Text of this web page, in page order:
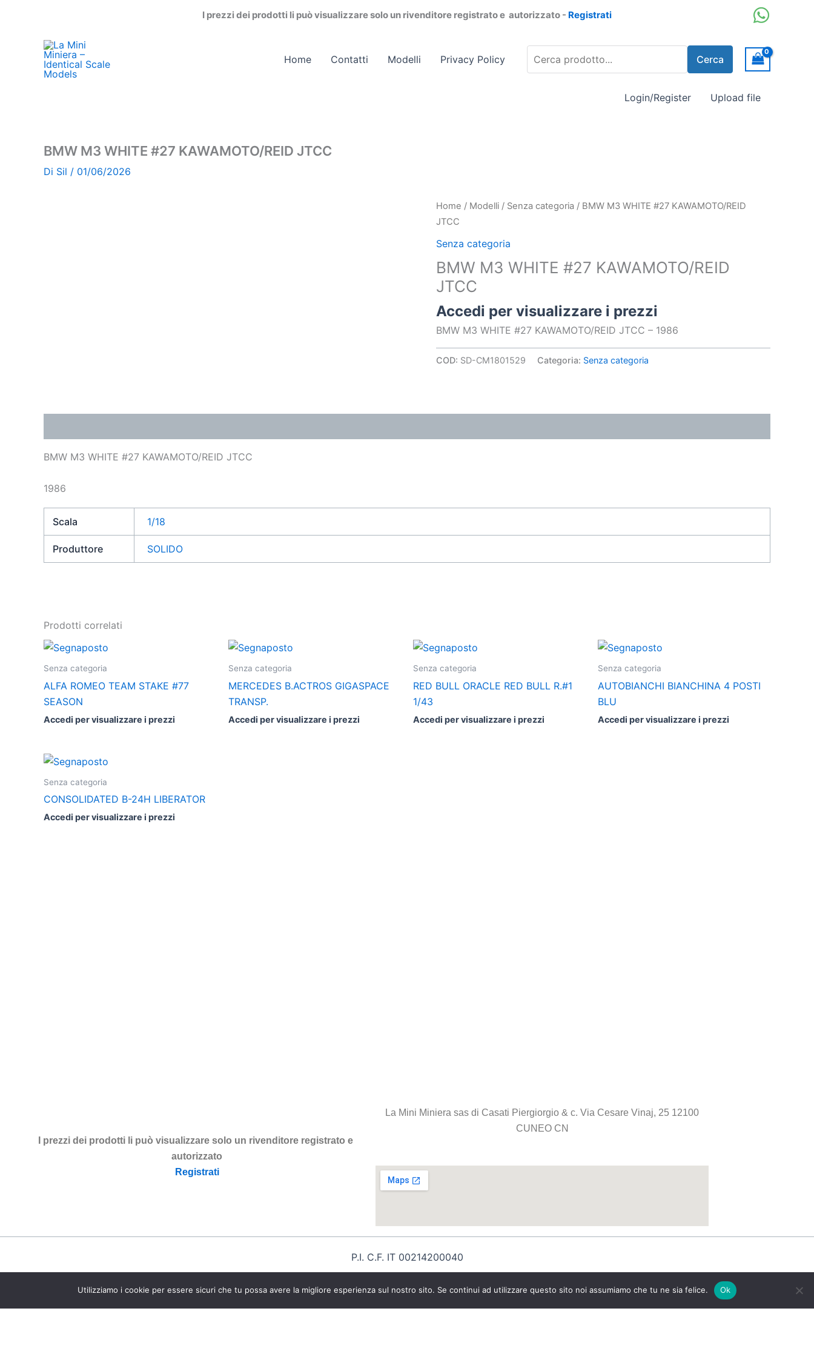
contenuto
I prezzi dei prodotti li può visualizzare solo un rivenditore registrato e autorizzato - Registrati
Home Contatti Modelli Privacy Policy Cerca
Login/Register Upload file
BMW M3 WHITE #27 KAWAMOTO/REID JTCC
Di Sil / 01/06/2026
Home / Modelli / Senza categoria / BMW M3 WHITE #27 KAWAMOTO/REID
JTCC
Senza categoria
BMW M3 WHITE #27 KAWAMOTO/REID
JTCC
Accedi per visualizzare i prezzi
BMW M3 WHITE #27 KAWAMOTO/REID JTCC – 1986
COD: SD-CM1801529 Categoria: Senza categoria
BMW M3 WHITE #27 KAWAMOTO/REID JTCC
1986
Scala 1/18
Produttore SOLIDO
Prodotti correlati
Senza categoria
ALFA ROMEO TEAM STAKE #77
SEASON
Accedi per visualizzare i prezzi
Senza categoria
MERCEDES B.ACTROS GIGASPACE
TRANSP.
Accedi per visualizzare i prezzi
Senza categoria
RED BULL ORACLE RED BULL R.#1
1/43
Accedi per visualizzare i prezzi
Senza categoria
AUTOBIANCHI BIANCHINA 4 POSTI
BLU
Accedi per visualizzare i prezzi
Senza categoria
CONSOLIDATED B-24H LIBERATOR
Accedi per visualizzare i prezzi
I prezzi dei prodotti li può visualizzare solo un rivenditore registrato e
autorizzato
Registrati
La Mini Miniera sas di Casati Piergiorgio & c. Via Cesare Vinaj, 25 12100
CUNEO CN
P.I. C.F. IT 00214200040
INTERNET&Co. Web Agency
Utilizziamo i cookie per essere sicuri che tu possa avere la migliore esperienza sul nostro sito. Se continui ad utilizzare questo sito noi assumiamo che tu ne sia felice. Ok